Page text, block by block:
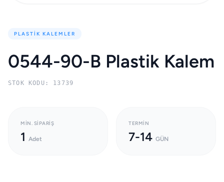
PLASTIK KALEMLER
0544-90-B Plastik Kalem
STOK KODU: 13739
MIN. SIPARIŞ
1 Adet
TERMIN
7-14 GÜN